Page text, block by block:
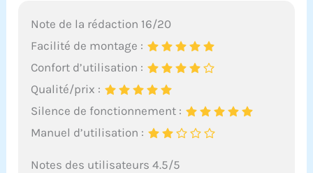
Note de la rédaction 16/20
Facilité de montage :
Confort d’utilisation :
Qualité/prix :
Silence de fonctionnement :
Manuel d’utilisation :
Notes des utilisateurs 4.5/5